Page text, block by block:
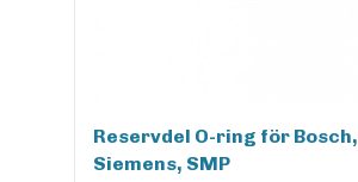
Reservdel O-ring för Bosch,
Siemens, SMP